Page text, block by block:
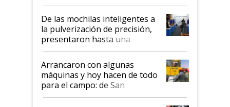
De las mochilas inteligentes a
la pulverización de precisión,
presentaron hasta una
hidrolavadora de agua caliente:
Jacto en la Expo Rural 2026
Arrancaron con algunas
máquinas y hoy hacen de todo
para el campo: de San
Francisco al corazón de